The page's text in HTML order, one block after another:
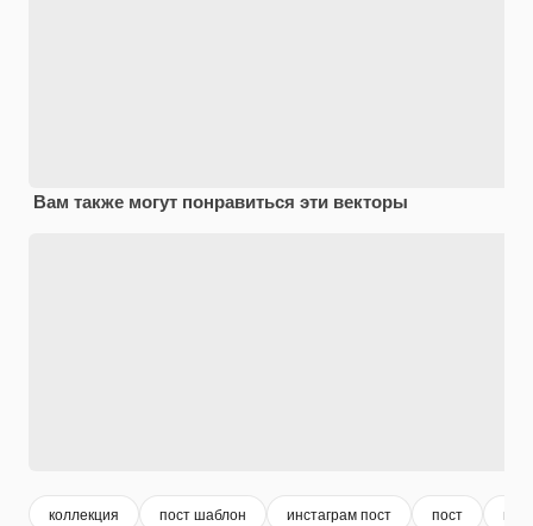
Вам также могут понравиться эти векторы
коллекция пост шаблон инстаграм пост пост